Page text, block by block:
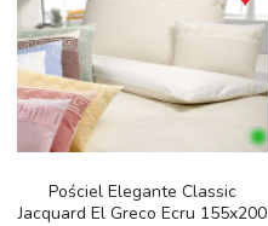
Pościel Elegante Classic
Jacquard El Greco Ecru 155x200